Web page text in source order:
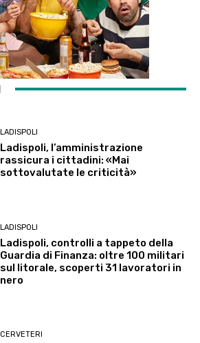
LADISPOLI
Ladispoli, l’amministrazione
rassicura i cittadini: «Mai
sottovalutate le criticità»
LADISPOLI
Ladispoli, controlli a tappeto della
Guardia di Finanza: oltre 100 militari
sul litorale, scoperti 31 lavoratori in
nero
CERVETERI